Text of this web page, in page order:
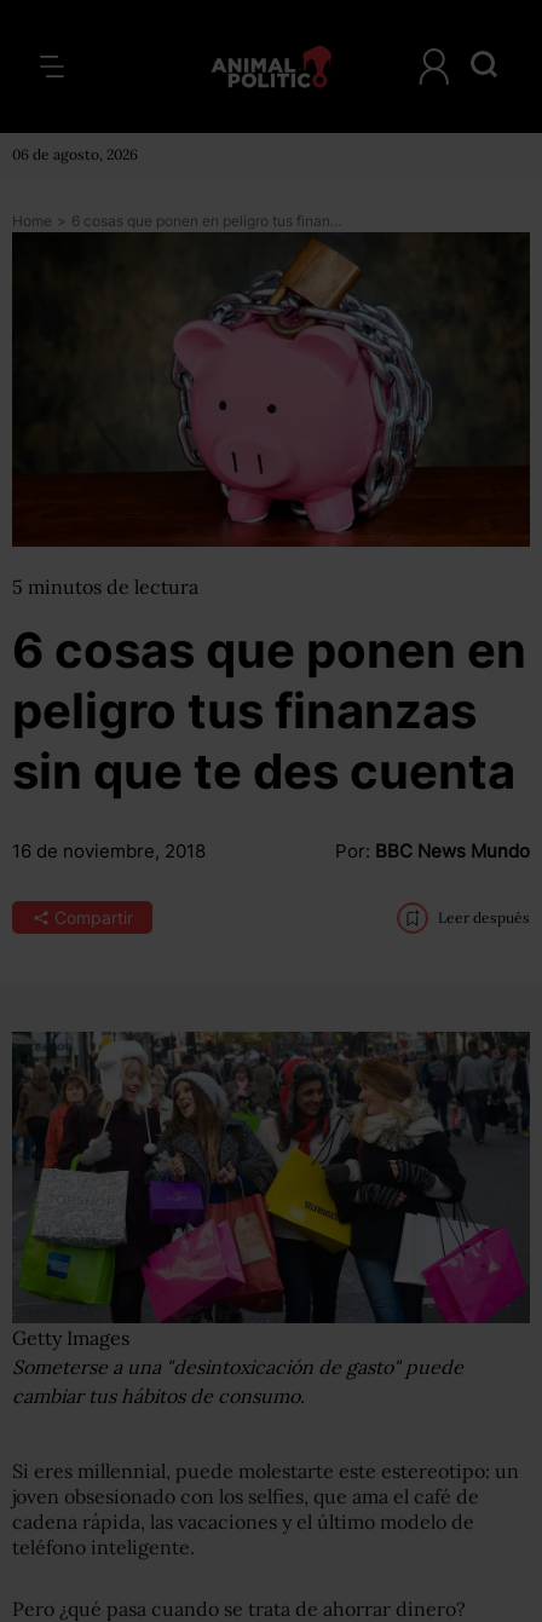
06 de agosto, 2026
Home > 6 cosas que ponen en peligro tus finanzas sin que te des cuenta
5 minutos de lectura
6 cosas que ponen en
peligro tus finanzas
sin que te des cuenta
16 de noviembre, 2018 Por: BBC News Mundo
Compartir Leer después
Getty Images
Someterse a una "desintoxicación de gasto" puede
cambiar tus hábitos de consumo.
Si eres millennial, puede molestarte este estereotipo: un
joven obsesionado con los selfies, que ama el café de
cadena rápida, las vacaciones y el último modelo de
teléfono inteligente.
Pero ¿qué pasa cuando se trata de ahorrar dinero?